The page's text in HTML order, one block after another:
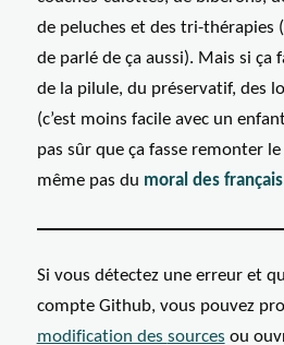
de peluches et des tri-thérapies
de parlé de ça aussi). Mais si ça
de la pilule, du préservatif, des
(c’est moins facile avec un
pas sûr que ça fasse remonter
même pas du moral des français
Si vous détectez une erreur et
compte Github, vous pouvez
modification des sources ou